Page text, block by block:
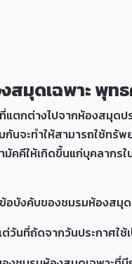
สมุดเฉพาะพุท
ตกต่างไปจากห้องสมุด
นจะทำให้สามารถใช้ทรั
มัคคีให้เกิดขึ้นแก่บุคลาก
คับของชมรมห้องสมุดเ
ถัดจากวันประกาศใช้เ